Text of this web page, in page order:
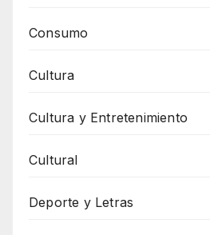
Consumo
Cultura
Cultura y Entretenimiento
Cultural
Deporte y Letras